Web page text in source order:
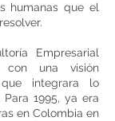
humanas que el
Empresarial
con una visión
integrara lo
1995, ya era
en Colombia en